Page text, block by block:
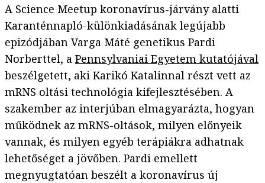
A Science Meetup koronavírus-járvány alatti
Karanténnapló-különkiadásának legújabb
epizódjában Varga Máté genetikus Pardi
Norberttel, a Pennsylvaniai Egyetem kutatójával
beszélgetett, aki Karikó Katalinnal részt vett az
mRNS oltási technológia kifejlesztésében. A
szakember az interjúban elmagyarázta, hogyan
működnek az mRNS-oltások, milyen előnyeik
vannak, és milyen egyéb terápiákra adhatnak
lehetőséget a jövőben. Pardi emellett
megnyugtatóan beszélt a koronavírus új